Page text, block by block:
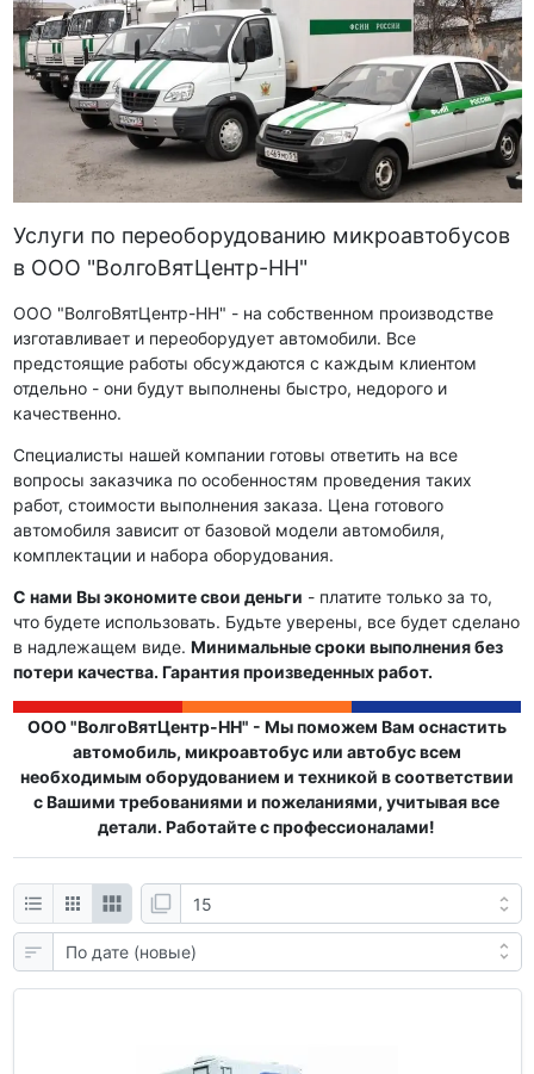
Услуги по переоборудованию микроавтобусов
в ООО "ВолгоВятЦентр-НН"
ООО "ВолгоВятЦентр-НН" - на собственном производстве
изготавливает и переоборудует автомобили. Все
предстоящие работы обсуждаются с каждым клиентом
отдельно - они будут выполнены быстро, недорого и
качественно.
Специалисты нашей компании готовы ответить на все
вопросы заказчика по особенностям проведения таких
работ, стоимости выполнения заказа. Цена готового
автомобиля зависит от базовой модели автомобиля,
комплектации и набора оборудования.
С нами Вы экономите свои деньги - платите только за то,
что будете использовать. Будьте уверены, все будет сделано
в надлежащем виде. Минимальные сроки выполнения без
потери качества. Гарантия произведенных работ.
ООО "ВолгоВятЦентр-НН" - Мы поможем Вам оснастить
автомобиль, микроавтобус или автобус всем
необходимым оборудованием и техникой в соответствии
с Вашими требованиями и пожеланиями, учитывая все
детали. Работайте с профессионалами!